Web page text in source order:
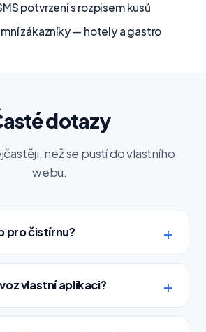
potvrzení s rozpisem kusů
zákazníky — hotely a gastro
dotazy
než se pustí do vlastního
webu.
pro čistírnu?
vlastní aplikaci?